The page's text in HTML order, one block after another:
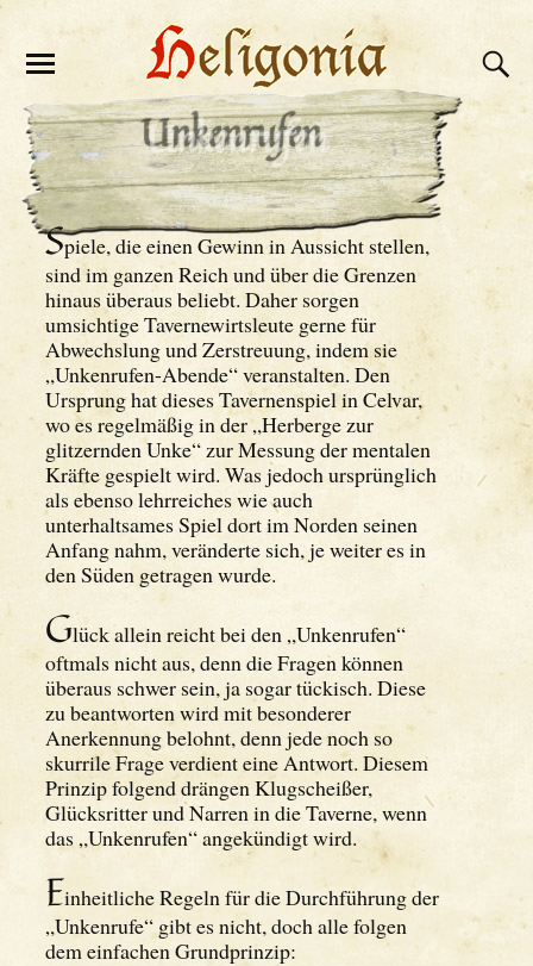
Unkenrufen
Spiele, die einen Gewinn in Aussicht stellen,
sind im ganzen Reich und über die Grenzen
hinaus überaus beliebt. Daher sorgen
umsichtige Tavernewirtsleute gerne für
Abwechslung und Zerstreuung, indem sie
„Unkenrufen-Abende“ veranstalten. Den
Ursprung hat dieses Tavernenspiel in Celvar,
wo es regelmäßig in der „Herberge zur
glitzernden Unke“ zur Messung der mentalen
Kräfte gespielt wird. Was jedoch ursprünglich
als ebenso lehrreiches wie auch
unterhaltsames Spiel dort im Norden seinen
Anfang nahm, veränderte sich, je weiter es in
den Süden getragen wurde.
Glück allein reicht bei den „Unkenrufen“
oftmals nicht aus, denn die Fragen können
überaus schwer sein, ja sogar tückisch. Diese
zu beantworten wird mit besonderer
Anerkennung belohnt, denn jede noch so
skurrile Frage verdient eine Antwort. Diesem
Prinzip folgend drängen Klugscheißer,
Glücksritter und Narren in die Taverne, wenn
das „Unkenrufen“ angekündigt wird.
Einheitliche Regeln für die Durchführung der
„Unkenrufe“ gibt es nicht, doch alle folgen
dem einfachen Grundprinzip: